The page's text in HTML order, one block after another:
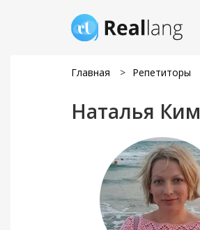
Главная > Репетиторы
Наталья Ким